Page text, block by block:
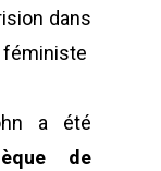
dans
a été
de
/ Créations